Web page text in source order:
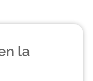
la